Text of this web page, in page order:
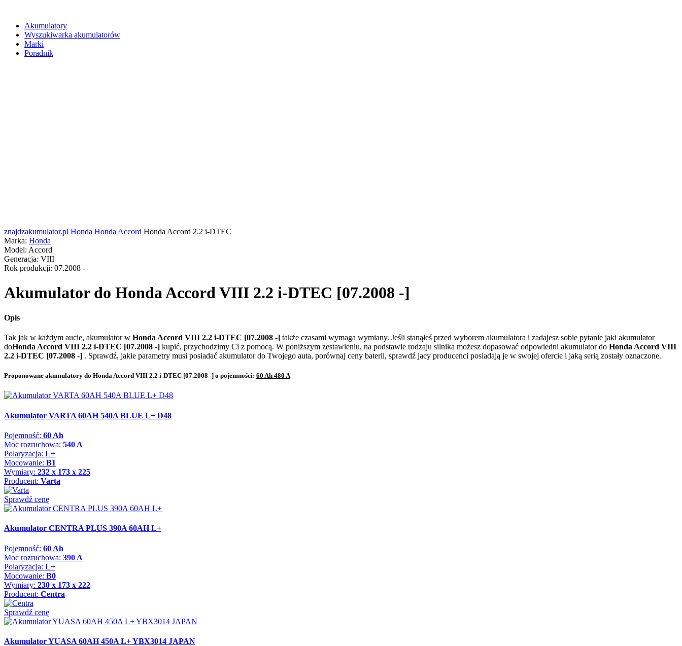
Akumulatory
Wyszukiwarka akumulatorów
Marki
Poradnik
znajdzakumulator.pl Honda Honda Accord Honda Accord 2.2 i-DTEC
Marka: Honda
Model: Accord
Generacja: VIII
Rok produkcji: 07.2008 -
Akumulator do Honda Accord VIII 2.2 i-DTEC [07.2008 -]
Opis
Tak jak w każdym aucie, akumulator w Honda Accord VIII 2.2 i-DTEC [07.2008 -] także czasami wymaga wymiany. Jeśli stanąłeś przed wyborem akumulatora i zadajesz sobie pytanie jaki akumulator
doHonda Accord VIII 2.2 i-DTEC [07.2008 -] kupić, przychodzimy Ci z pomocą. W poniższym zestawieniu, na podstawie rodzaju silnika możesz dopasować odpowiedni akumulator do Honda Accord VIII
2.2 i-DTEC [07.2008 -] . Sprawdź, jakie parametry musi posiadać akumulator do Twojego auta, porównaj ceny baterii, sprawdź jacy producenci posiadają je w swojej ofercie i jaką serią zostały oznaczone.
Proponowane akumulatory do Honda Accord VIII 2.2 i-DTEC [07.2008 -] o pojemności: 60 Ah 480 A
Akumulator VARTA 60AH 540A BLUE L+ D48
Pojemność: 60 Ah
Moc rozruchowa: 540 A
Polaryzacja: L+
Mocowanie: B1
Wymiary: 232 x 173 x 225
Producent: Varta
Sprawdź cenę
Akumulator CENTRA PLUS 390A 60AH L+
Pojemność: 60 Ah
Moc rozruchowa: 390 A
Polaryzacja: L+
Mocowanie: B0
Wymiary: 230 x 173 x 222
Producent: Centra
Sprawdź cenę
Akumulator YUASA 60AH 450A L+ YBX3014 JAPAN